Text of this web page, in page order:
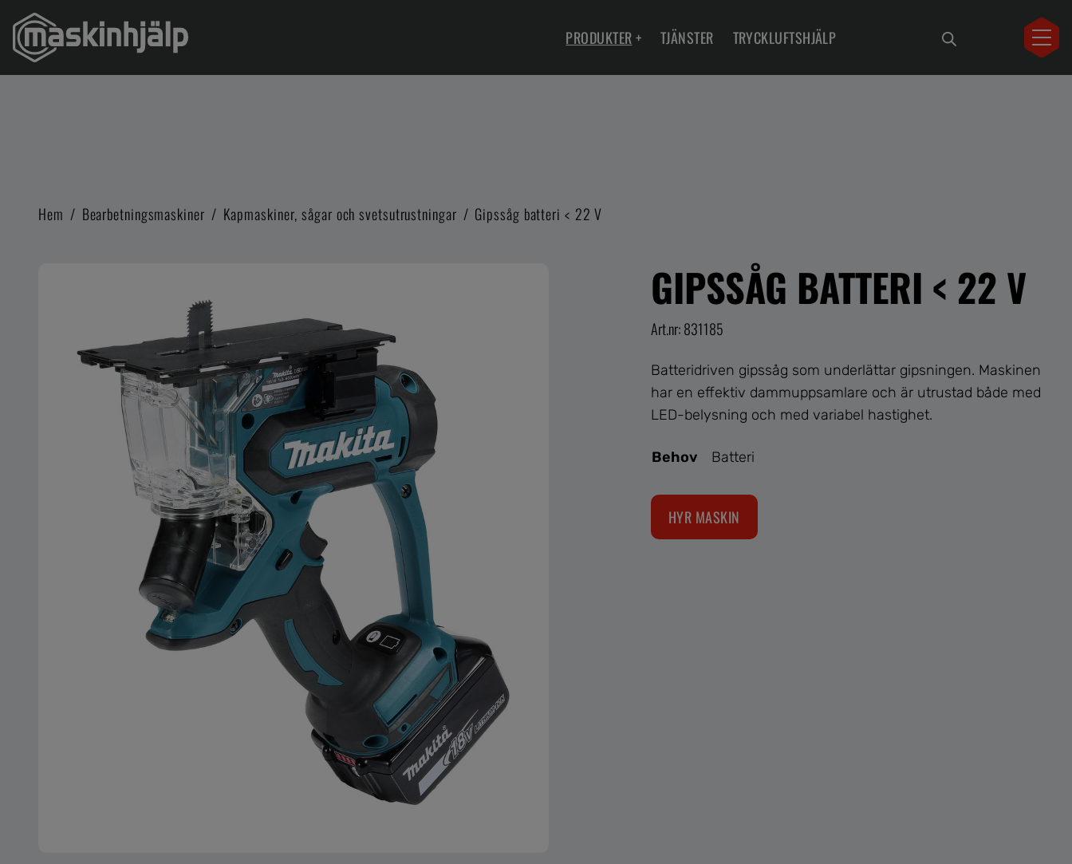
PRODUKTER+ TJÄNSTER TRYCKLUFTSHJÄLP
Hem / Bearbetningsmaskiner / Kapmaskiner, sågar och svetsutrustningar / Gipssåg batteri < 22 V
GIPSSÅG BATTERI < 22 V
Art.nr: 831185
Batteridriven gipssåg som underlättar gipsningen. Maskinen
har en effektiv dammuppsamlare och är utrustad både med
LED-belysning och med variabel hastighet.
Behov Batteri
HYR MASKIN